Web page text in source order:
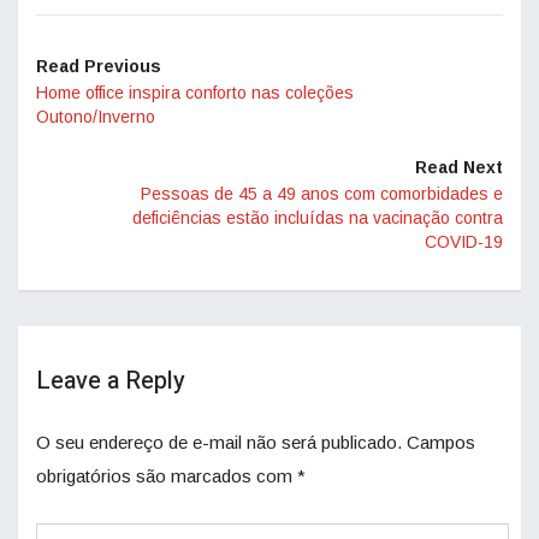
Read Previous
Home office inspira conforto nas coleções
Outono/Inverno
Read Next
Pessoas de 45 a 49 anos com comorbidades e
deficiências estão incluídas na vacinação contra
COVID-19
Leave a Reply
O seu endereço de e-mail não será publicado. Campos
obrigatórios são marcados com *